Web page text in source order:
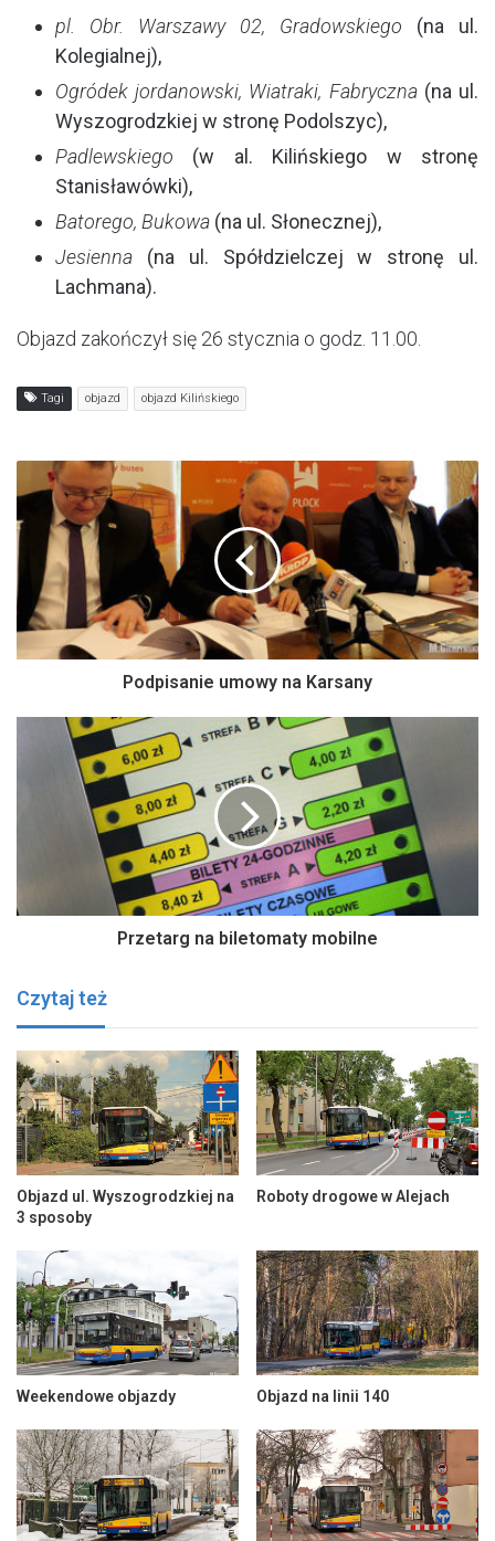
pl. Obr. Warszawy 02, Gradowskiego (na ul.
Kolegialnej),
Ogródek jordanowski, Wiatraki, Fabryczna(na ul.
Wyszogrodzkiej w stronę Podolszyc),
Padlewskiego (w al. Kilińskiego w stronę
Stanisławówki),
Batorego, Bukowa (na ul. Słonecznej),
Jesienna (na ul. Spółdzielczej w stronę ul.
Lachmana).
Objazd zakończył się 26 stycznia o godz. 11.00.
Tagi objazd objazd Kilińskiego
Podpisanie umowy na Karsany
Przetarg na biletomaty mobilne
Czytaj też
Objazd ul. Wyszogrodzkiej na
3 sposoby
Roboty drogowe w Alejach
Weekendowe objazdy Objazd na linii 140